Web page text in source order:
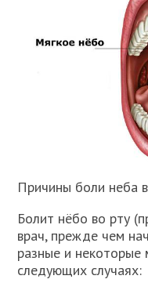
Причины боли неба
Болит нёбо во рту
врач, прежде чем
разные и некоторые
следующих случаях: